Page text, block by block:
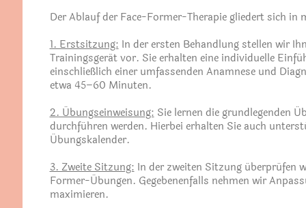
Der Ablauf der Face-Former-Therapie gliedert sich in
1. Erstsitzung:In der ersten Behandlung stellen wir
Trainingsgerät vor. Sie erhalten eine individuelle
einschließlich einer umfassenden Anamnese und
etwa 45–60 Minuten.
2. Übungseinweisung:Sie lernen die grundlegenden
durchführen werden. Hierbei erhalten Sie auch
Übungskalender.
3. Zweite Sitzung:In der zweiten Sitzung überprüfen
Former-Übungen. Gegebenenfalls nehmen wir
maximieren.